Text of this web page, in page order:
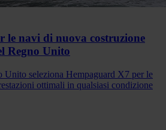
le navi di nuova costruzione
Regno Unito
seleziona Hempaguard X7 per le
ottimali in qualsiasi condizione